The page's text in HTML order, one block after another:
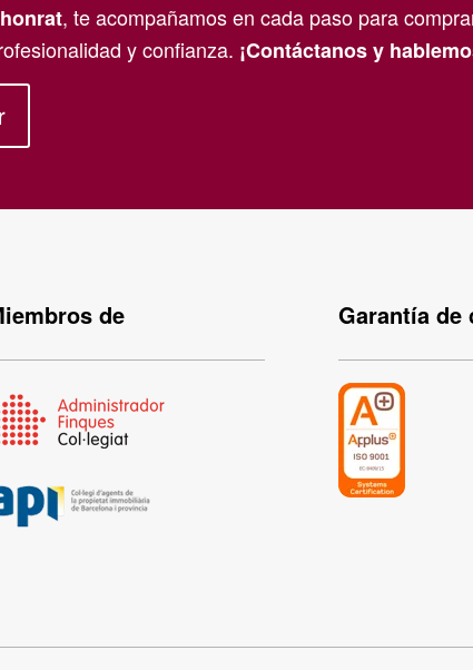
, te acompañamos en cada paso para
y confianza. ¡Contáctanos y
de Garantía de